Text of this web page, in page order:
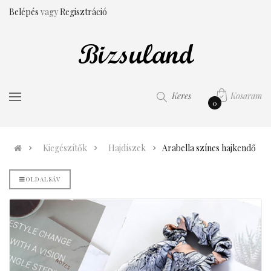
Belépés vagyRegisztráció
Kosaram
0
Keres
Kiegészítők Hajdíszek Arabella színes hajkendő
OLDALSÁV